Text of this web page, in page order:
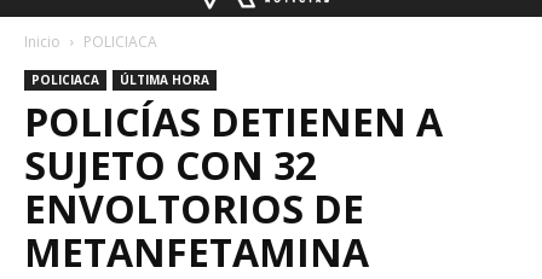
Inicio POLICIACA
POLICIACA ÚLTIMA HORA
POLICÍAS DETIENEN A
SUJETO CON 32
ENVOLTORIOS DE
METANFETAMINA